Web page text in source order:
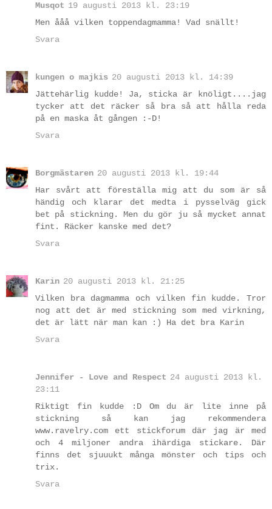
Musqot 19 augusti 2013 kl. 23:19
Men ååå vilken toppendagmamma! Vad snällt!
Svara
kungen o majkis 20 augusti 2013 kl. 14:39
Jättehärlig kudde! Ja, sticka är knöligt....jag
tycker att det räcker så bra så att hålla reda
på en maska åt gången :-D!
Svara
Borgmästaren 20 augusti 2013 kl. 19:44
Har svårt att föreställa mig att du som är så
händig och klarar det medta i pysselväg gick
bet på stickning. Men du gör ju så mycket annat
fint. Räcker kanske med det?
Svara
Karin 20 augusti 2013 kl. 21:25
Vilken bra dagmamma och vilken fin kudde. Tror
nog att det är med stickning som med virkning,
det är lätt när man kan :) Ha det bra Karin
Svara
Jennifer - Love and Respect 24 augusti 2013 kl.
23:11
Riktigt fin kudde :D Om du är lite inne på
stickning så kan jag rekommendera
www.ravelry.com ett stickforum där jag är med
och 4 miljoner andra ihärdiga stickare. Där
finns det sjuuukt många mönster och tips och
trix.
Svara